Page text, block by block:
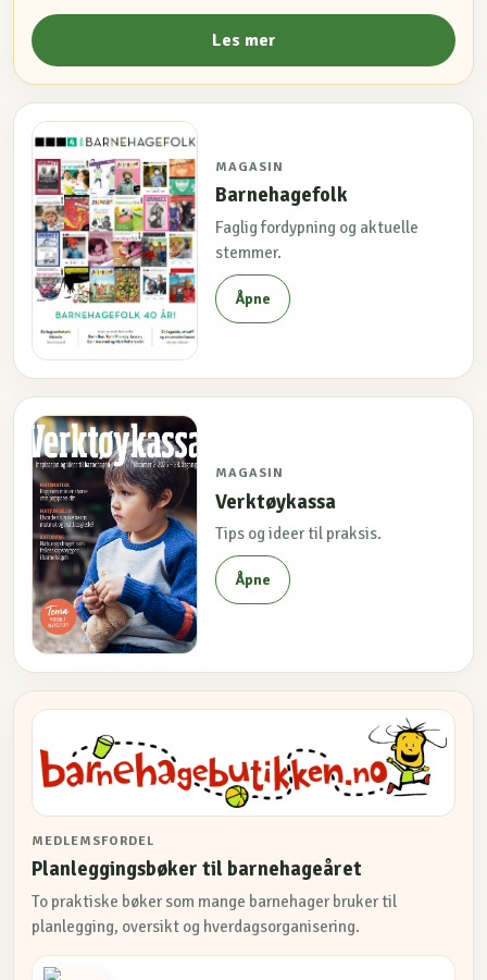
Les mer
MAGASIN
Barnehagefolk
Faglig fordypning og aktuelle
stemmer.
Åpne
MAGASIN
Verktøykassa
Tips og ideer til praksis.
Åpne
MEDLEMSFORDEL
Planleggingsbøker til barnehageåret
To praktiske bøker som mange barnehager bruker til
planlegging, oversikt og hverdagsorganisering.